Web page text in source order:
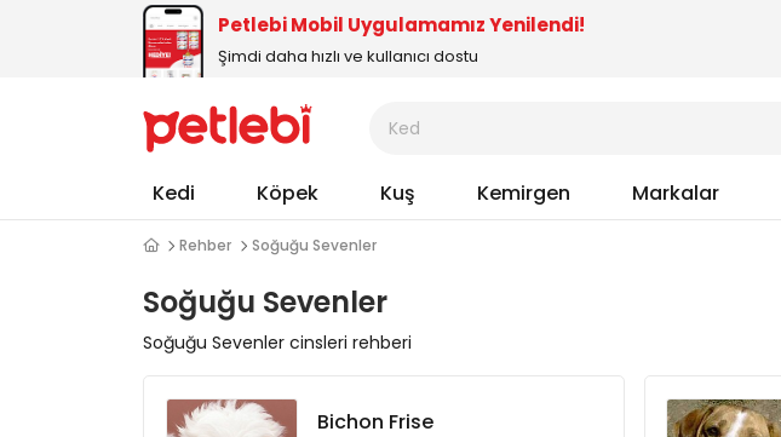
Petlebi Mobil Uygulamamız Yenilendi!
Şimdi daha hızlı ve kullanıcı dostu
Kedi Köpek Kuş Kemirgen Markalar
Rehber Soğuğu Sevenler
Soğuğu Sevenler
Soğuğu Sevenler cinsleri rehberi
Bichon Frise